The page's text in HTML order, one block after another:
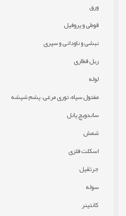
ورق
قوطی و پروفيل
نبشی و ناودانی و سپری
ریل قطاری
لوله
مفتول سیاه، توری مرغی، پشم شیشه
ساندویچ پانل
شمش
اسکلت فلزی
جرثقیل
سوله
کانتینر